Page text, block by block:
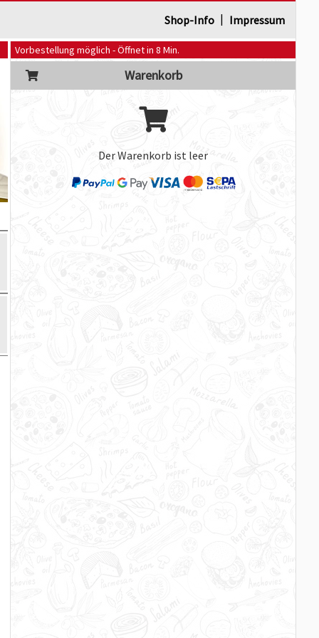
Shop-Info | Impressum
Vorbestellung möglich - Öffnet in 8 Min.
Warenkorb
Der Warenkorb ist leer